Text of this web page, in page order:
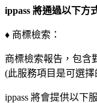
ippass 將通過以下方
♦ 商標檢索：
商標檢索報告，包含
(此服務項目是可選
ippass 將會提供以下